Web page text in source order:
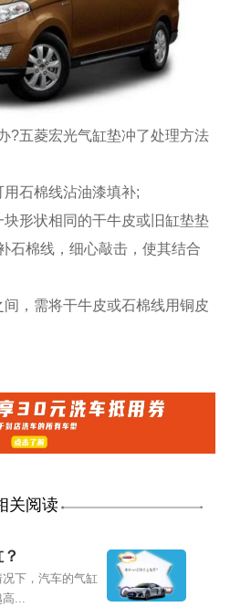
?五菱宏光气缸垫冲了处理方法
石棉线沾油漆填补;
形状相同的干牛皮或旧缸垫垫
石棉线，细心敲击，使其结合
，需将干牛皮或石棉线用铜皮
关阅读
下，汽车的气缸
高...